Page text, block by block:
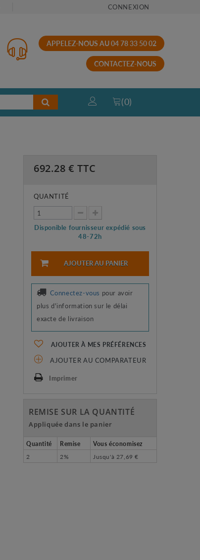
CONNEXION
APPELEZ-NOUS AU 04 78 33 50 02
CONTACTEZ-NOUS
(0)
692.28 € TTC
QUANTITÉ
Disponible fournisseur expédié sous
48-72h
AJOUTER AU PANIER
Connectez-vous pour avoir
plus d'information sur le délai
exacte de livraison
AJOUTER À MES PRÉFÉRENCES
AJOUTER AU COMPARATEUR
Imprimer
REMISE SUR LA QUANTITÉ
Appliquée dans le panier
Quantité Remise
Vous économisez
2
2% Jusqu'à 27,69 €